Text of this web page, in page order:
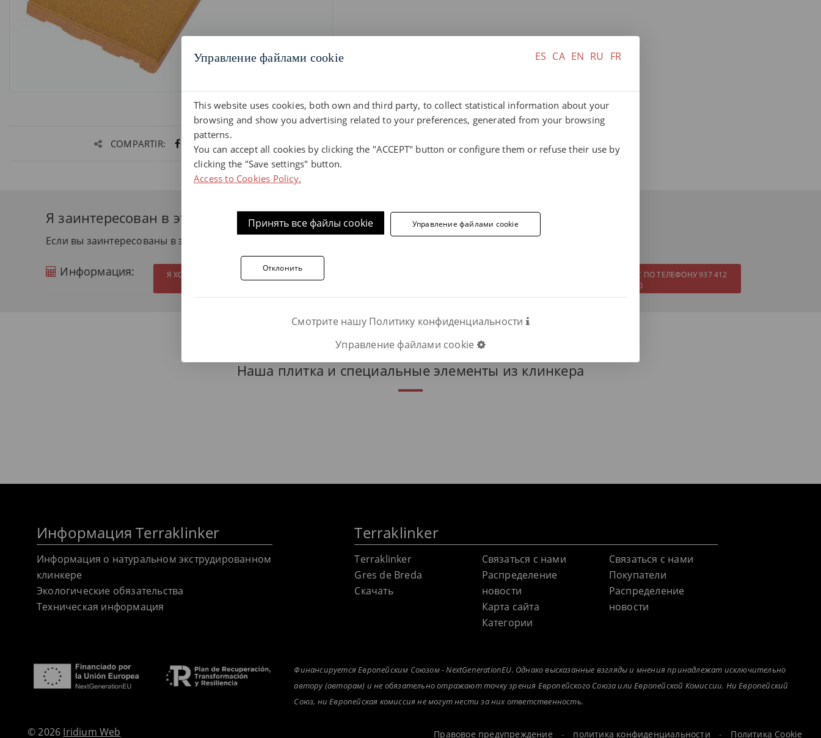
COMPARTIR:
Я заинтересован в этом продукте
Если вы заинтересованы в этом продукте и хотите получить дополнительную информацию, свяжитесь с нами.
Информация: Я ХОТЕЛ БЫ ПОЛУЧИТЬ ДОПОЛНИТЕЛЬНУЮ ИНФОРМАЦИЮ
ЗВОНИТЕ ПРЯМО СЕЙЧАС ПО ТЕЛЕФОНУ 937 412
970
Наша плитка и специальные элементы из клинкера
Управление файлами cookie ES CA EN RU FR
This website uses cookies, both own and third party, to collect statistical information about your
browsing and show you advertising related to your preferences, generated from your browsing
patterns.
You can accept all cookies by clicking the "ACCEPT" button or configure them or refuse their use by
clicking the "Save settings" button.
Access to Cookies Policy.
Принять все файлы cookie Управление файлами cookie
Отклонить
Смотрите нашу Политику конфиденциальности
Управление файлами cookie
Информация Terraklinker
Информация о натуральном экструдированном
клинкере
Экологические обязательства
Техническая информация
Terraklinker
Terraklinker
Gres de Breda
Скачать
Связаться с нами
Распределение
новости
Карта сайта
Категории
Связаться с нами
Покупатели
Распределение
новости
Финансируется Европейским Союзом - NextGenerationEU. Однако высказанные взгляды и мнения принадлежат исключительно
автору (авторам) и не обязательно отражают точку зрения Европейского Союза или Европейской Комиссии. Ни Европейский
Союз, ни Европейская комиссия не могут нести за них ответственность.
© 2026 Iridium Web Правовое предупреждение - политика конфиденциальности - Политика Cookie